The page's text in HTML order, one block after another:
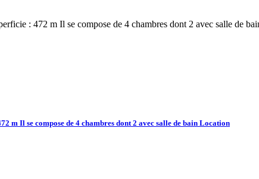
m Il se compose de 4 chambres dont 2 avec salle de bain Location